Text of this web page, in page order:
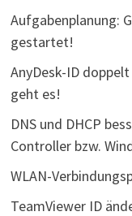
Aufgabenplanung:
gestartet!
AnyDesk-ID
geht es!
DNS und DHCP
Controller bzw.
WLAN-
TeamViewer ID